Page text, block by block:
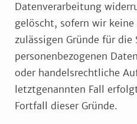
Datenverarbeitung
gelöscht, sofern wir
zulässigen Gründe für die
personenbezogenen
oder handelsrechtliche
letztgenannten Fall
Fortfall dieser Gründe.